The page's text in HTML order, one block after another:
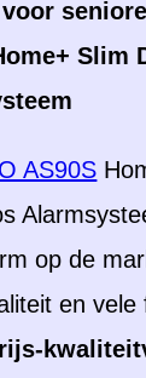
Slim
AS90S
op de
en vele